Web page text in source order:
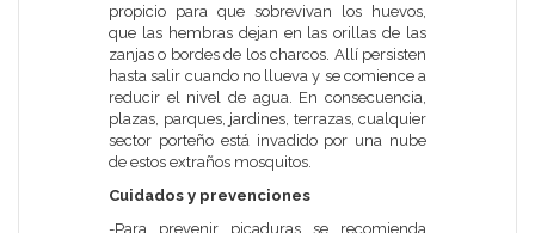
propicio para que sobrevivan los huevos,
que las hembras dejan en las orillas de las
zanjas o bordes de los charcos. Allí persisten
hasta salir cuando no llueva y se comience a
reducir el nivel de agua. En consecuencia,
plazas, parques, jardines, terrazas, cualquier
sector porteño está invadido por una nube
de estos extraños mosquitos.
Cuidados y prevenciones
-Para prevenir picaduras se recomienda